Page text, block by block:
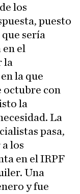
los
puesto
sería
el
la
la que
octubre con
la
La
pasa,
los
en el IRPF
Una
y fue